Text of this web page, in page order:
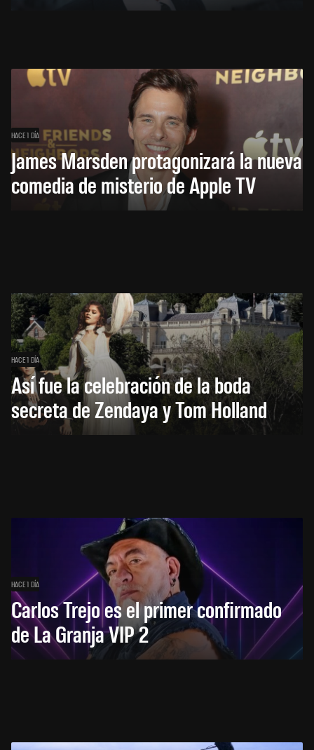
HACE 1 DÍA
James Marsden protagonizará la nueva
comedia de misterio de Apple TV
HACE 1 DÍA
Así fue la celebración de la boda
secreta de Zendaya y Tom Holland
HACE 1 DÍA
Carlos Trejo es el primer confirmado
de La Granja VIP 2